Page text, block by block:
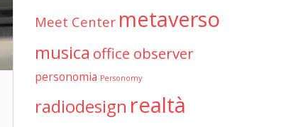
Meet Center metaverso
musica office observer
personomia Personomy
radiodesign realtà